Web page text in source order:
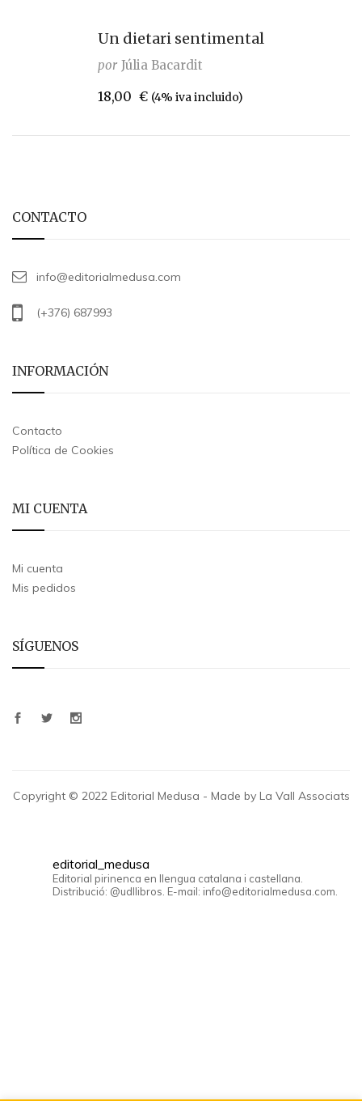
Un dietari sentimental
por Júlia Bacardit
18,00 € (4% iva incluido)
CONTACTO
info@editorialmedusa.com
(+376) 687993
INFORMACIÓN
Contacto
Política de Cookies
MI CUENTA
Mi cuenta
Mis pedidos
SÍGUENOS
Copyright © 2022 Editorial Medusa - Made by La Vall Associats
editorial_medusa
Editorial pirinenca en llengua catalana i castellana.
Distribució: @udllibros. E-mail: info@editorialmedusa.com.